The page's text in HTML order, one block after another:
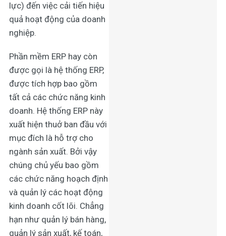
lực) đến việc cải tiến hiệu
quả hoạt động của doanh
nghiệp.
Phần mềm ERP hay còn
được gọi là hệ thống ERP,
được tích hợp bao gồm
tất cả các chức năng kinh
doanh. Hệ thống ERP này
xuất hiện thuở ban đầu với
mục đích là hỗ trợ cho
ngành sản xuất. Bởi vậy
chúng chủ yếu bao gồm
các chức năng hoạch định
và quản lý các hoạt động
kinh doanh cốt lõi. Chẳng
hạn như quản lý bán hàng,
quản lý sản xuất, kế toán,